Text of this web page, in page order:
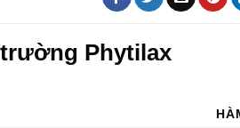
Phytilax